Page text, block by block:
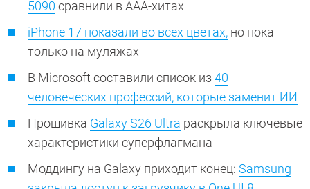
5090 сравнили в ААА-хитах
iPhone 17 показали во всех цветах, но пока
только на муляжах
В Microsoft составили список из 40
человеческих профессий, которые заменит ИИ
Прошивка Galaxy S26 Ultra раскрыла ключевые
характеристики суперфлагмана
Моддингу на Galaxy приходит конец: Samsung